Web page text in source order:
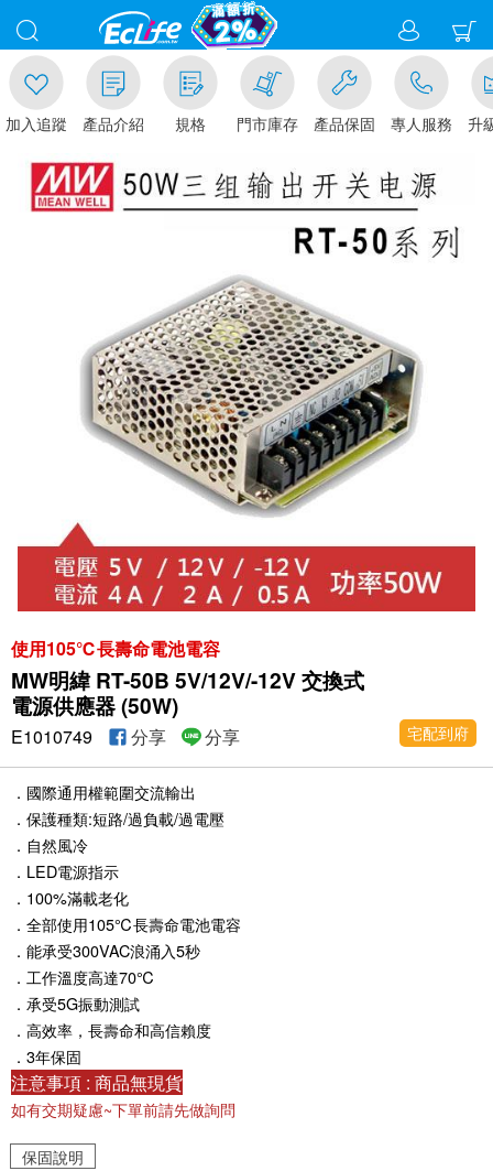
加入追蹤 產品介紹 規格 門市庫存 產品保固 專人服務 升
使用105℃長壽命電池電容
MW明緯 RT-50B 5V/12V/-12V 交換式
電源供應器 (50W)
宅配到府
E1010749 分享 分享
．國際通用權範圍交流輸出
．保護種類:短路/過負載/過電壓
．自然風冷
．LED電源指示
．100%滿載老化
．全部使用105℃長壽命電池電容
．能承受300VAC浪涌入5秒
．工作溫度高達70℃
．承受5G振動測試
．高效率，長壽命和高信賴度
．3年保固
注意事項 : 商品無現貨
如有交期疑慮~下單前請先做詢問
保固說明